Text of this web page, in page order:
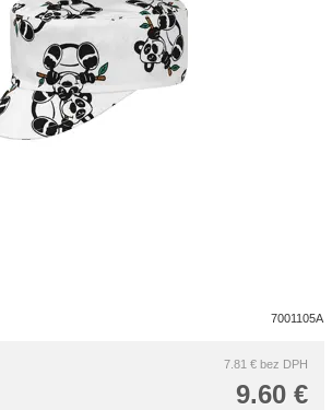
7001105A
7.81 € bez DPH
9.60 €